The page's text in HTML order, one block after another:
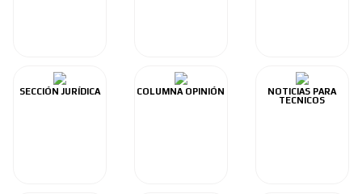
SECCIÓN JURÍDICA COLUMNA OPINIÓN
NOTICIAS PARA
TECNICOS